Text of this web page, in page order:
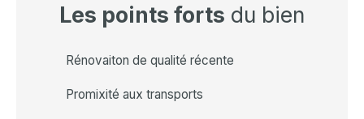
Les points forts du bien
Rénovaiton de qualité récente
Promixité aux transports